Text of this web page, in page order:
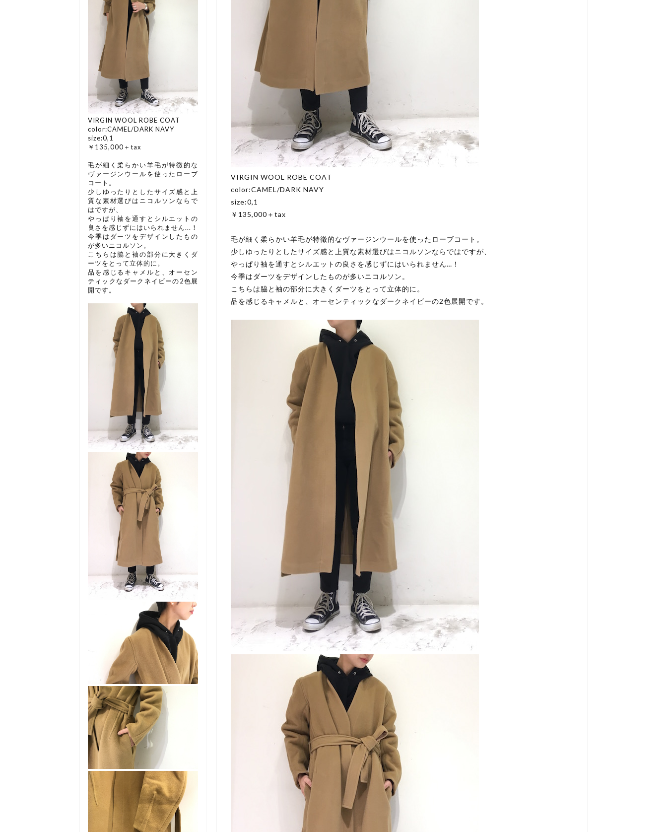
VIRGIN WOOL ROBE COAT
color:CAMEL/DARK NAVY
size:0,1
￥135,000＋tax
毛が細く柔らかい羊毛が特徴的なヴァージンウールを使ったローブコート。
少しゆったりとしたサイズ感と上質な素材選びはニコルソンならではですが、
やっぱり袖を通すとシルエットの良さを感じずにはいられません…！
今季はダーツをデザインしたものが多いニコルソン。
こちらは脇と袖の部分に大きくダーツをとって立体的に。
品を感じるキャメルと、オーセンティックなダークネイビーの2色展開です。
VIRGIN WOOL ROBE COAT
color:CAMEL/DARK NAVY
size:0,1
￥135,000＋tax
毛が細く柔らかい羊毛が特徴的な
ヴァージンウールを使ったローブ
コート。
少しゆったりとしたサイズ感と上
質な素材選びはニコルソンならで
はですが、
やっぱり袖を通すとシルエットの
良さを感じずにはいられません...！
今季はダーツをデザインしたもの
が多いニコルソン。
こちらは脇と袖の部分に大きくダ
ーツをとって立体的に。
品を感じるキャメルと、オーセン
ティックなダークネイビーの2色展
開です。